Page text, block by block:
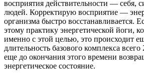
восприятия действительности — себя,
людей. Корректирую восприятие —
организма быстро восстанавливается.
этому практику энергетической йоги,
именно с этой целью, это происходит
длительность базового комплекса
еще до окончания этого времени
энергетическое состояние.